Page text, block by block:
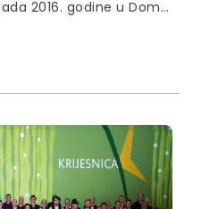
2016. godine u Domu